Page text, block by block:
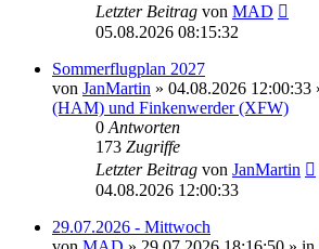
Letzter Beitrag von MAD
05.08.2026 08:15:32
Sommerflugplan 2027
von JanMartin » 04.08.2026 12:00:33
(HAM) und Finkenwerder (XFW)
0 Antworten
173 Zugriffe
Letzter Beitrag von JanMartin
04.08.2026 12:00:33
29.07.2026 - Mittwoch